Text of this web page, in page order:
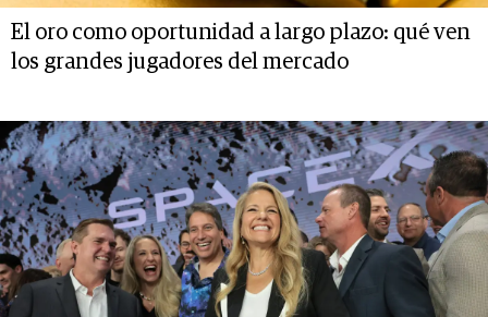
El oro como oportunidad a largo plazo: qué ven
los grandes jugadores del mercado